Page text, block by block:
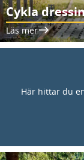
Cykla
Läs mer
Här hittar du